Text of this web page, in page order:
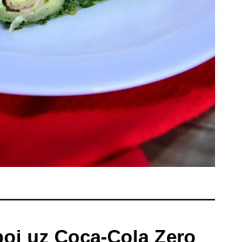
uz Coca-Cola Zero